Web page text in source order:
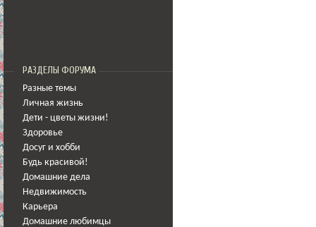
РАЗДЕЛЫ ФОРУМА
Разные темы
Личная жизнь
Дети - цветы жизни!
Здоровье
Досуг и хобби
Будь красивой!
Домашние дела
Недвижимость
Карьера
Домашние любимцы